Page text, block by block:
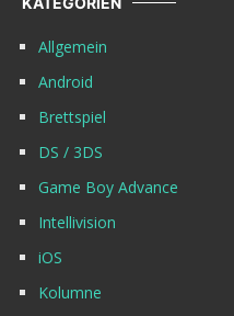
Allgemein
Android
Brettspiel
DS / 3DS
Game Boy Advance
Intellivision
iOS
Kolumne